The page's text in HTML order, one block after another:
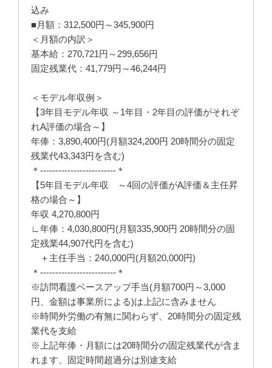
込み
■月額：312,500円～345,900円
＜月額の内訳＞
基本給：270,721円～299,656円
固定残業代：41,779円～46,244円
＜モデル年収例＞
【3年目モデル年収 ～1年目・2年目の評価がそれぞ
れA評価の場合～】
年俸：3,890,400円(月額324,200円 20時間分の固定
残業代43,343円を含む)
＊-------------------------＊
【5年目モデル年収 ～4回の評価がA評価＆主任昇
格の場合～】
年収 4,270,800円
∟年俸：4,030,800円(月額335,900円 20時間分の固
定残業44,907代円を含む)
＋主任手当：240,000円(月額20,000円)
＊-------------------------＊
※訪問看護ベースアップ手当(月額700円～3,000
円、金額は事業所による)は上記に含みません
※時間外労働の有無に関わらず、20時間分の固定残
業代を支給
※上記年俸・月額には20時間分の固定残業代が含ま
れます、固定時間超過分は別途支給